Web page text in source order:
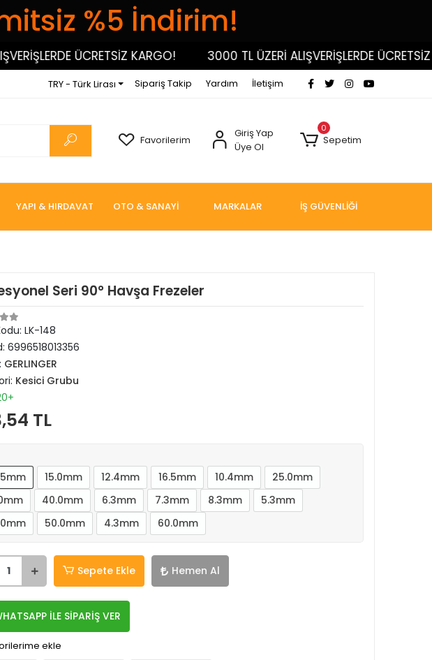
%5 İndirim!
ÜCRETSİZ KARGO! 3000 TL ÜZERİ ALIŞVERİŞLERDE ÜCRETSİZ
TRY - Türk Lirası Sipariş Takip Yardım İletişim
Favorilerim
Giriş Yap
Üye Ol
0
Sepetim
YAPI & HIRDAVAT OTO & SANAYİ MARKALAR İŞ GÜVENLİĞİ
Seri 90° Havşa Frezeler
LK-148
6996518013356
GERLINGER
Kesici Grubu
TL
15.0mm 12.4mm 16.5mm 10.4mm
25.0mm
40.0mm 6.3mm 7.3mm 8.3mm
5.3mm
50.0mm 4.3mm 60.0mm
Sepete Ekle Hemen Al
İLE SİPARİŞ VER
ekle